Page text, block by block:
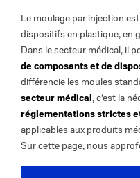
Le moulage par injection
dispositifs en plastique, en
Dans le secteur médical, il
de composants et de
différencie les moules
secteur médical, c’est la
réglementations strictes
applicables aux produits
Sur cette page, nous